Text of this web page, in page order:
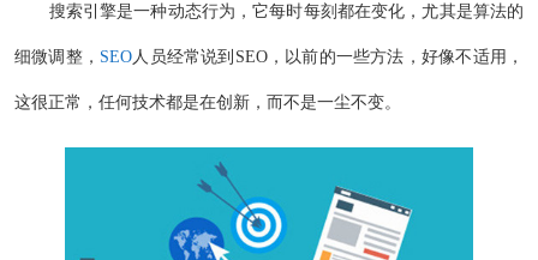
搜索引擎是一种动态行为，它每时每刻都在变化，尤其是算法的
细微调整， SEO人员经常说到SEO，以前的一些方法，好像不适用，
这很正常，任何技术都是在创新，而不是一尘不变。